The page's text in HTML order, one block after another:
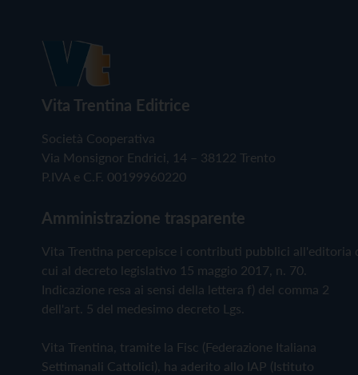
Vita Trentina Editrice
Società Cooperativa
Via Monsignor Endrici, 14 – 38122 Trento
P.IVA e C.F. 00199960220
Amministrazione trasparente
Vita Trentina percepisce i contributi pubblici all'editoria
cui al decreto legislativo 15 maggio 2017, n. 70.
Indicazione resa ai sensi della lettera f) del comma 2
dell'art. 5 del medesimo decreto Lgs.
Vita Trentina, tramite la Fisc (Federazione Italiana
Settimanali Cattolici), ha aderito allo IAP (Istituto